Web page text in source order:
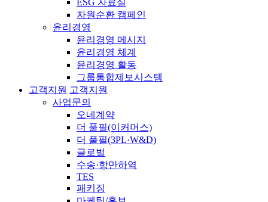
자원순환 캠페인
윤리경영
윤리경영 메시지
윤리경영 체계
윤리경영 활동
그룹통합제보시스템
고객지원 고객지원
사업문의
오네계약
더 풀필(이커머스)
더 풀필(3PL·W&D)
글로벌
수송·항만하역
TES
패키징